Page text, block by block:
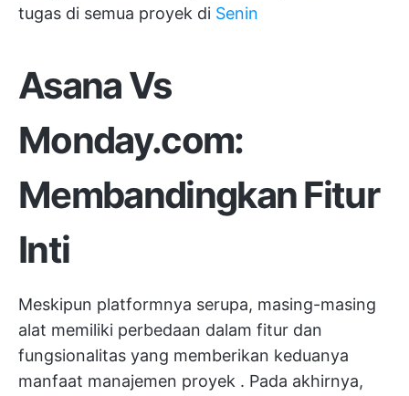
tugas di semua proyek di Senin
Asana Vs
Monday.com:
Membandingkan Fitur
Inti
Meskipun platformnya serupa, masing-masing
alat memiliki perbedaan dalam fitur dan
fungsionalitas yang memberikan keduanya
manfaat manajemen proyek . Pada akhirnya,